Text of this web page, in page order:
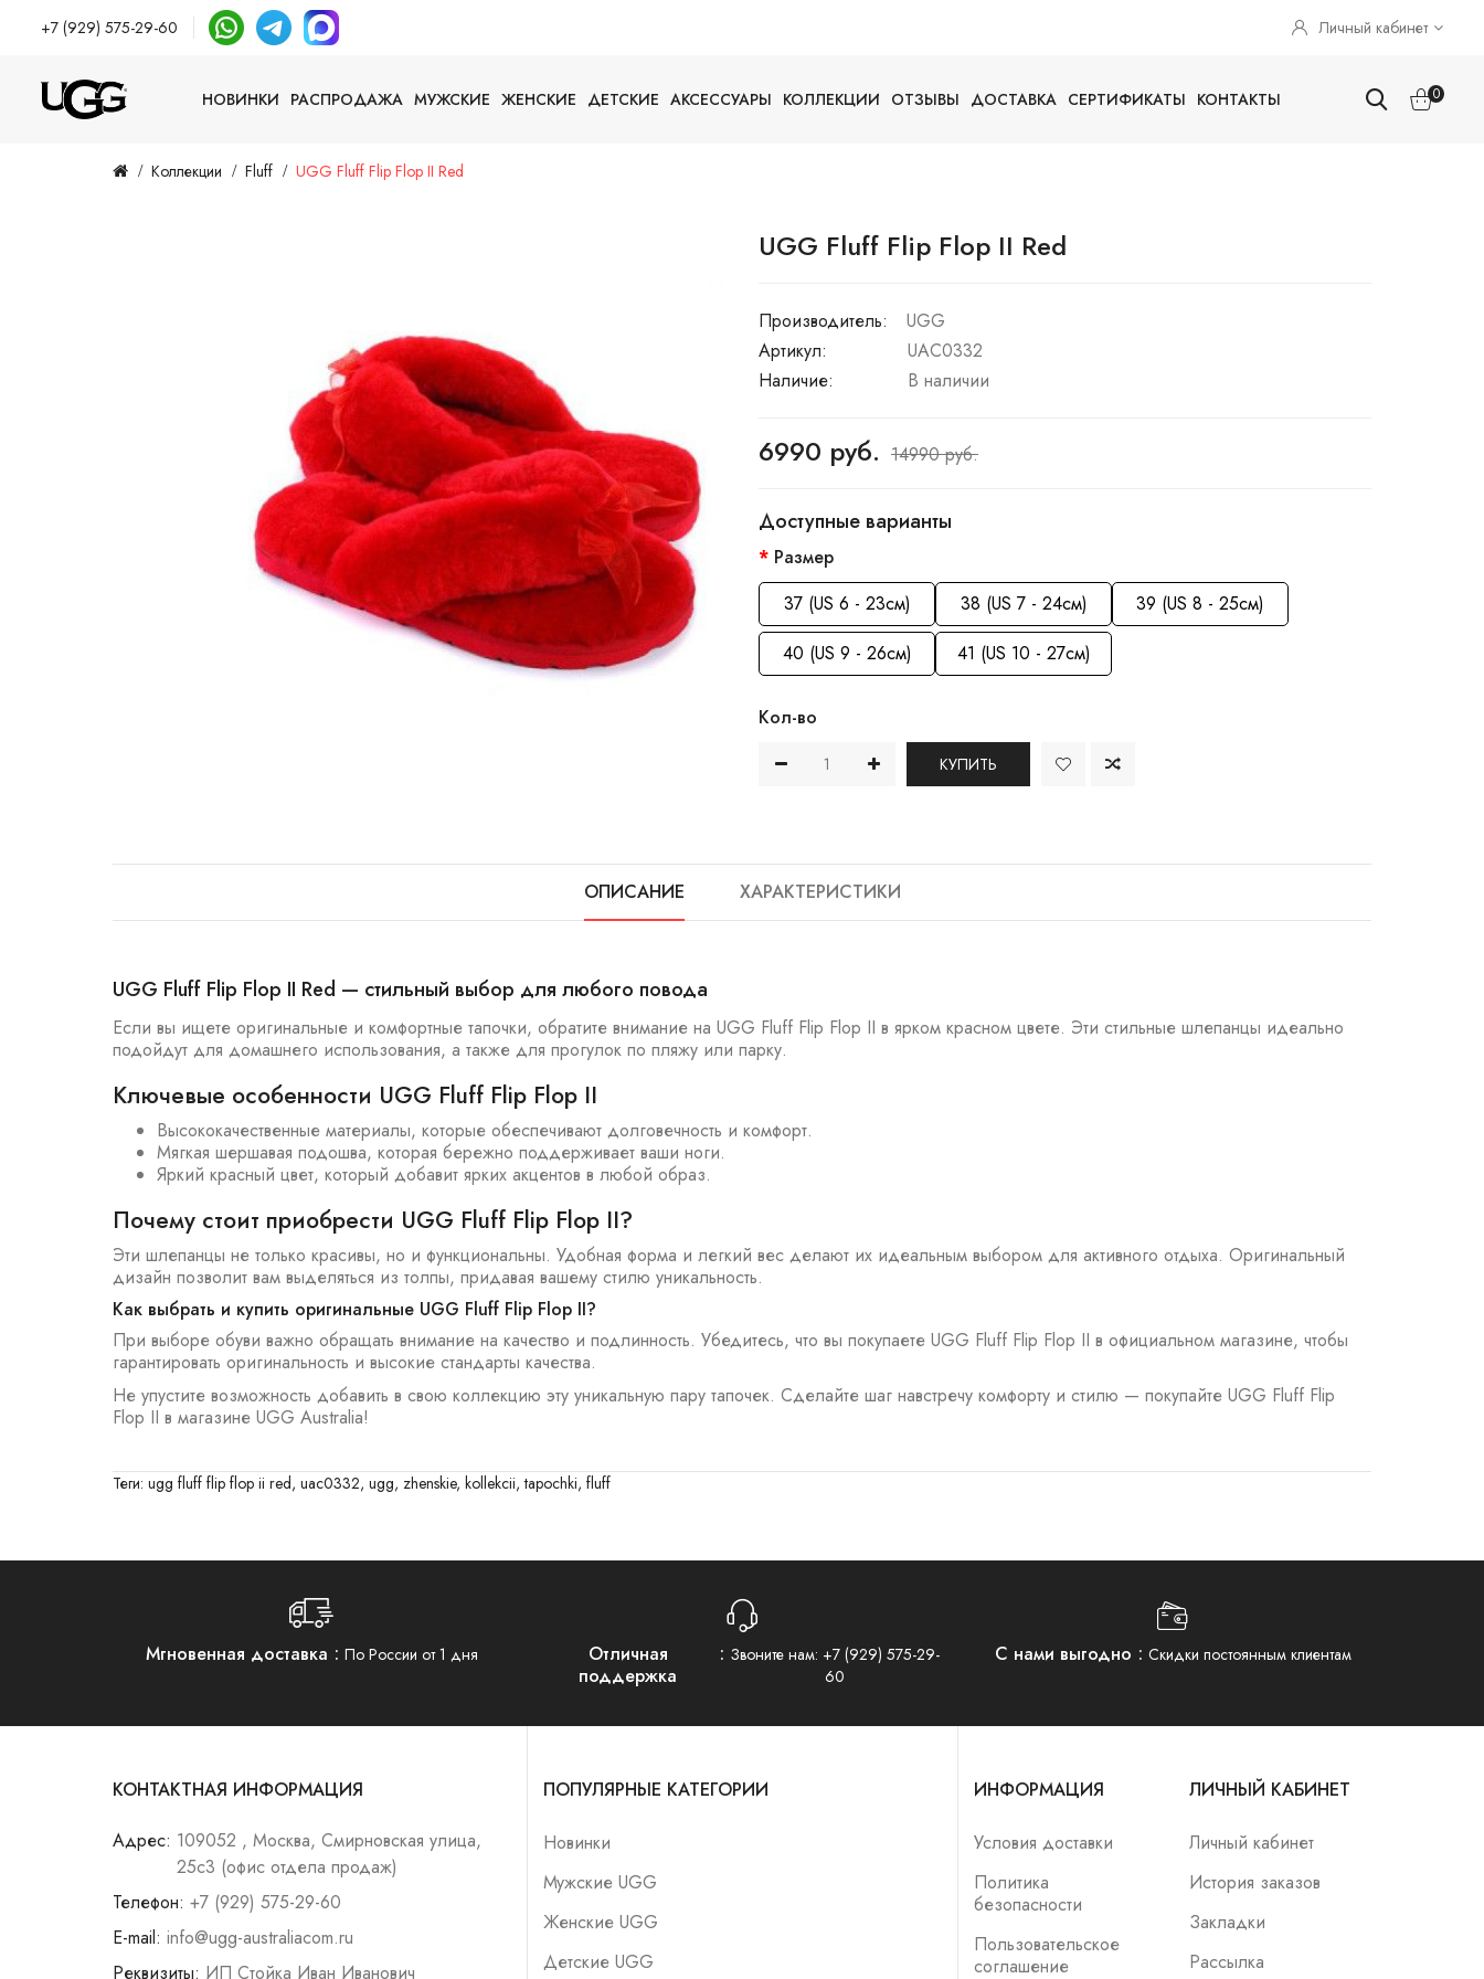
+7 (929) 575-29-60 Личный кабинет
НОВИНКИ РАСПРОДАЖА МУЖСКИЕ ЖЕНСКИЕ ДЕТСКИЕ АКСЕССУАРЫ КОЛЛЕКЦИИ ОТЗЫВЫ ДОСТАВКА СЕРТИФИКАТЫ КОНТАКТЫ 0
Коллекции Fluff UGG Fluff Flip Flop II Red
UGG Fluff Flip Flop II Red
Производитель:
UGG
Артикул:
UAC0332
Наличие:
В наличии
6990 руб. 14990 руб.
Доступные варианты
Размер
37 (US 6 - 23см)
38 (US 7 - 24см)
39 (US 8 - 25см)
40 (US 9 - 26см)
41 (US 10 - 27см)
Кол-во
КУПИТЬ
ОПИСАНИЕ ХАРАКТЕРИСТИКИ
UGG Fluff Flip Flop II Red — стильный выбор для любого повода
Если вы ищете оригинальные и комфортные тапочки, обратите внимание на UGG Fluff Flip Flop II в ярком красном цвете. Эти стильные шлепанцы идеально
подойдут для домашнего использования, а также для прогулок по пляжу или парку.
Ключевые особенности UGG Fluff Flip Flop II
Высококачественные материалы, которые обеспечивают долговечность и комфорт.
Мягкая шершавая подошва, которая бережно поддерживает ваши ноги.
Яркий красный цвет, который добавит ярких акцентов в любой образ.
Почему стоит приобрести UGG Fluff Flip Flop II?
Эти шлепанцы не только красивы, но и функциональны. Удобная форма и легкий вес делают их идеальным выбором для активного отдыха. Оригинальный
дизайн позволит вам выделяться из толпы, придавая вашему стилю уникальность.
Как выбрать и купить оригинальные UGG Fluff Flip Flop II?
При выборе обуви важно обращать внимание на качество и подлинность. Убедитесь, что вы покупаете UGG Fluff Flip Flop II в официальном магазине, чтобы
гарантировать оригинальность и высокие стандарты качества.
Не упустите возможность добавить в свою коллекцию эту уникальную пару тапочек. Сделайте шаг навстречу комфорту и стилю — покупайте UGG Fluff Flip
Flop II в магазине UGG Australia!
Теги: ugg fluff flip flop ii red, uac0332, ugg, zhenskie, kollekcii,tapochki, fluff
Мгновенная доставка По России от 1 дня
Отличная
поддержка
Звоните нам: +7 (929) 575-29-
60
С нами выгодно Скидки постоянным клиентам
КОНТАКТНАЯ ИНФОРМАЦИЯ
Адрес: 109052 , Москва, Смирновская улица,
25с3 (офис отдела продаж)
Телефон: +7 (929) 575-29-60
E-mail: info@ugg-australiacom.ru
Реквизиты: ИП Стойка Иван Иванович
ПОПУЛЯРНЫЕ КАТЕГОРИИ
Новинки
Мужские UGG
Женские UGG
Детские UGG
ИНФОРМАЦИЯ
Условия доставки
Политика
безопасности
Пользовательское
соглашение
ЛИЧНЫЙ КАБИНЕТ
Личный кабинет
История заказов
Закладки
Рассылка